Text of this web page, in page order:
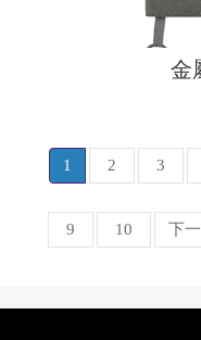
金
1 2 3
9 10 下